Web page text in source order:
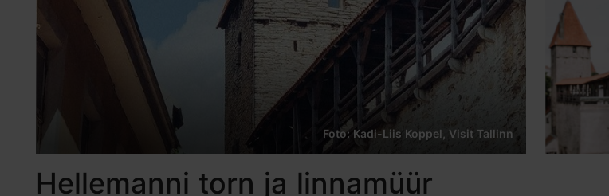
Foto: Kadi-Liis Koppel, Visit Tallinn
Hellemanni torn ja linnamüür